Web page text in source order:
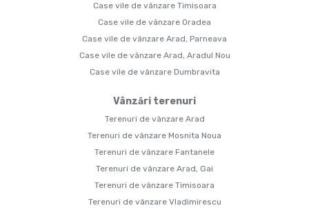
Case vile de vânzare Timisoara
Case vile de vânzare Oradea
Case vile de vânzare Arad, Parneava
Case vile de vânzare Arad, Aradul Nou
Case vile de vânzare Dumbravita
Vânzări terenuri
Terenuri de vânzare Arad
Terenuri de vânzare Mosnita Noua
Terenuri de vânzare Fantanele
Terenuri de vânzare Arad, Gai
Terenuri de vânzare Timisoara
Terenuri de vânzare Vladimirescu